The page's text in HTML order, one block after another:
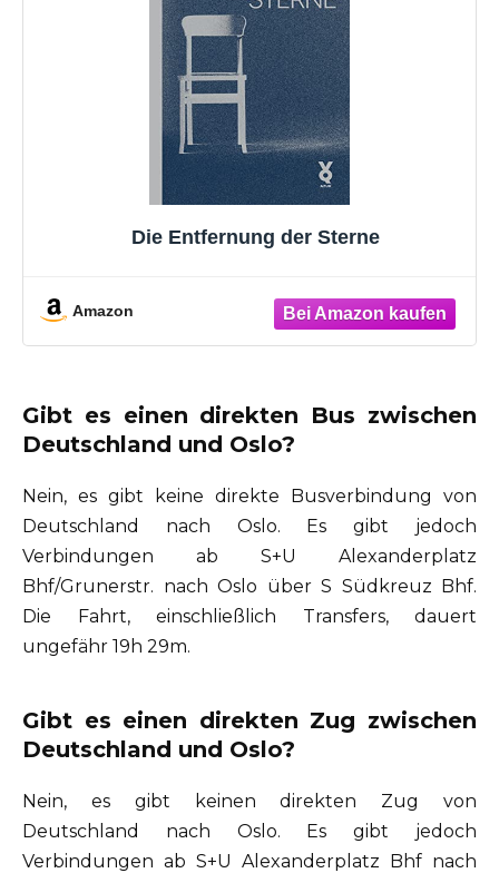
Die Entfernung der Sterne
Amazon
Gibt es einen direkten Bus zwischen
Deutschland und Oslo?
Nein, es gibt keine direkte Busverbindung von
Deutschland nach Oslo. Es gibt jedoch
Verbindungen ab S+U Alexanderplatz
Bhf/Grunerstr. nach Oslo über S Südkreuz Bhf.
Die Fahrt, einschließlich Transfers, dauert
ungefähr 19h 29m.
Gibt es einen direkten Zug zwischen
Deutschland und Oslo?
Nein, es gibt keinen direkten Zug von
Deutschland nach Oslo. Es gibt jedoch
Verbindungen ab S+U Alexanderplatz Bhf nach